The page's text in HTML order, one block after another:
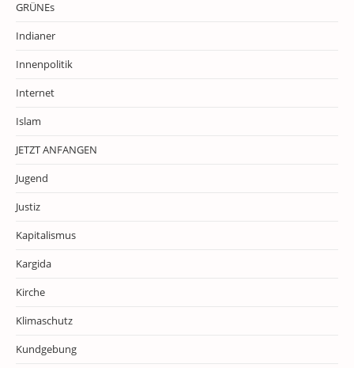
GRÜNEs
Indianer
Innenpolitik
Internet
Islam
JETZT ANFANGEN
Jugend
Justiz
Kapitalismus
Kargida
Kirche
Klimaschutz
Kundgebung